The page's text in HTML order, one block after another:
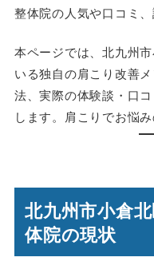
整体院の人気や口コミ
本ページでは、北九州
いる独自の肩こり改善
法、実際の体験談・口
します。肩こりでお悩
北九州市小倉
体院の現状